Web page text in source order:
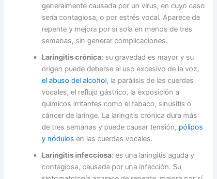
generalmente causada por un virus, en cuyo caso
sería contagiosa, o por estrés vocal. Aparece de
repente y mejora por sí sola en menos de tres
semanas, sin generar complicaciones.
Laringitis crónica: su gravedad es mayor y su
origen puede deberse al uso excesivo de la voz,
el abuso del alcohol, la parálisis de las cuerdas
vocales, el reflujo gástrico, la exposición a
químicos irritantes como el tabaco, sinusitis o
cáncer de laringe. La laringitis crónica dura más
de tres semanas y puede causar tensión, pólipos
y nódulos en las cuerdas vocales.
Laringitis infecciosa: es una laringitis aguda y
contagiosa, causada por una infección. Su